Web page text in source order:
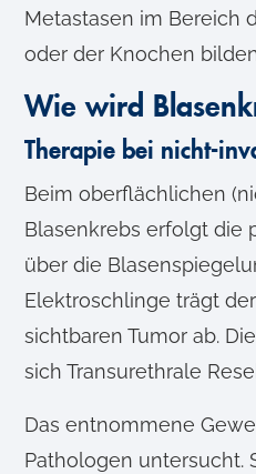
Metastasen im Bereich
oder der Knochen
Wie wird
Therapie bei nicht-
Beim oberflächlichen
Blasenkrebs erfolgt die
über die
Elektroschlinge trägt
sichtbaren Tumor ab.
sich Transurethrale
Das entnommene
Pathologen untersucht.